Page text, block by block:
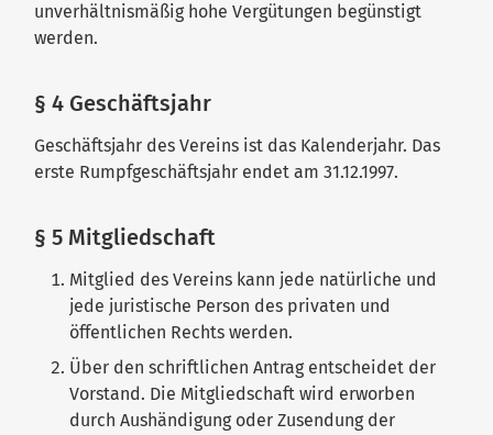
unverhältnismäßig hohe Vergütungen begünstigt
werden.
§ 4 Geschäftsjahr
Geschäftsjahr des Vereins ist das Kalenderjahr. Das
erste Rumpfgeschäftsjahr endet am 31.12.1997.
§ 5 Mitgliedschaft
Mitglied des Vereins kann jede natürliche und
jede juristische Person des privaten und
öffentlichen Rechts werden.
Über den schriftlichen Antrag entscheidet der
Vorstand. Die Mitgliedschaft wird erworben
durch Aushändigung oder Zusendung der